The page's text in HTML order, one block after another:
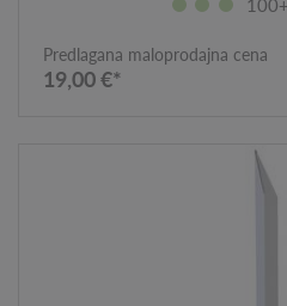
Predlagana maloprodajna cena
19,00 €*